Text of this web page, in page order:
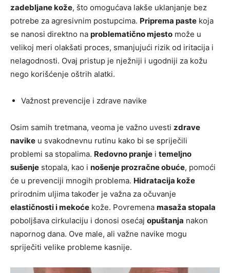
zadebljane kože, što omogućava lakše uklanjanje bez
potrebe za agresivnim postupcima. Priprema paste koja
se nanosi direktno na problematično mjesto može u
velikoj meri olakšati proces, smanjujući rizik od iritacija i
nelagodnosti. Ovaj pristup je nježniji i ugodniji za kožu
nego korišćenje oštrih alatki.
Važnost prevencije i zdrave navike
Osim samih tretmana, veoma je važno uvesti zdrave
navike u svakodnevnu rutinu kako bi se spriječili
problemi sa stopalima. Redovno pranje i temeljno
sušenje stopala, kao i nošenje prozračne obuće, pomoći
će u prevenciji mnogih problema. Hidratacija kože
prirodnim uljima također je važna za očuvanje
elastičnosti i mekoće kože. Povremena masaža stopala
poboljšava cirkulaciju i donosi osećaj opuštanja nakon
napornog dana. Ove male, ali važne navike mogu
spriječiti velike probleme kasnije.